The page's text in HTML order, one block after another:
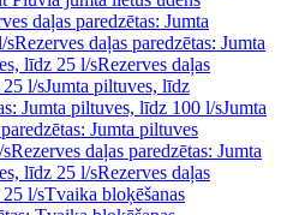
daļas paredzētas: Jumta
sRezerves daļas paredzētas: Jumta
līdz 25 l/sRezerves daļas
25 l/sJumta piltuves, līdz
Jumta piltuves, līdz 100 l/sJumta
Jumta piltuves
Rezerves daļas paredzētas: Jumta
līdz 25 l/sRezerves daļas
25 l/sTvaika bloķēšanas